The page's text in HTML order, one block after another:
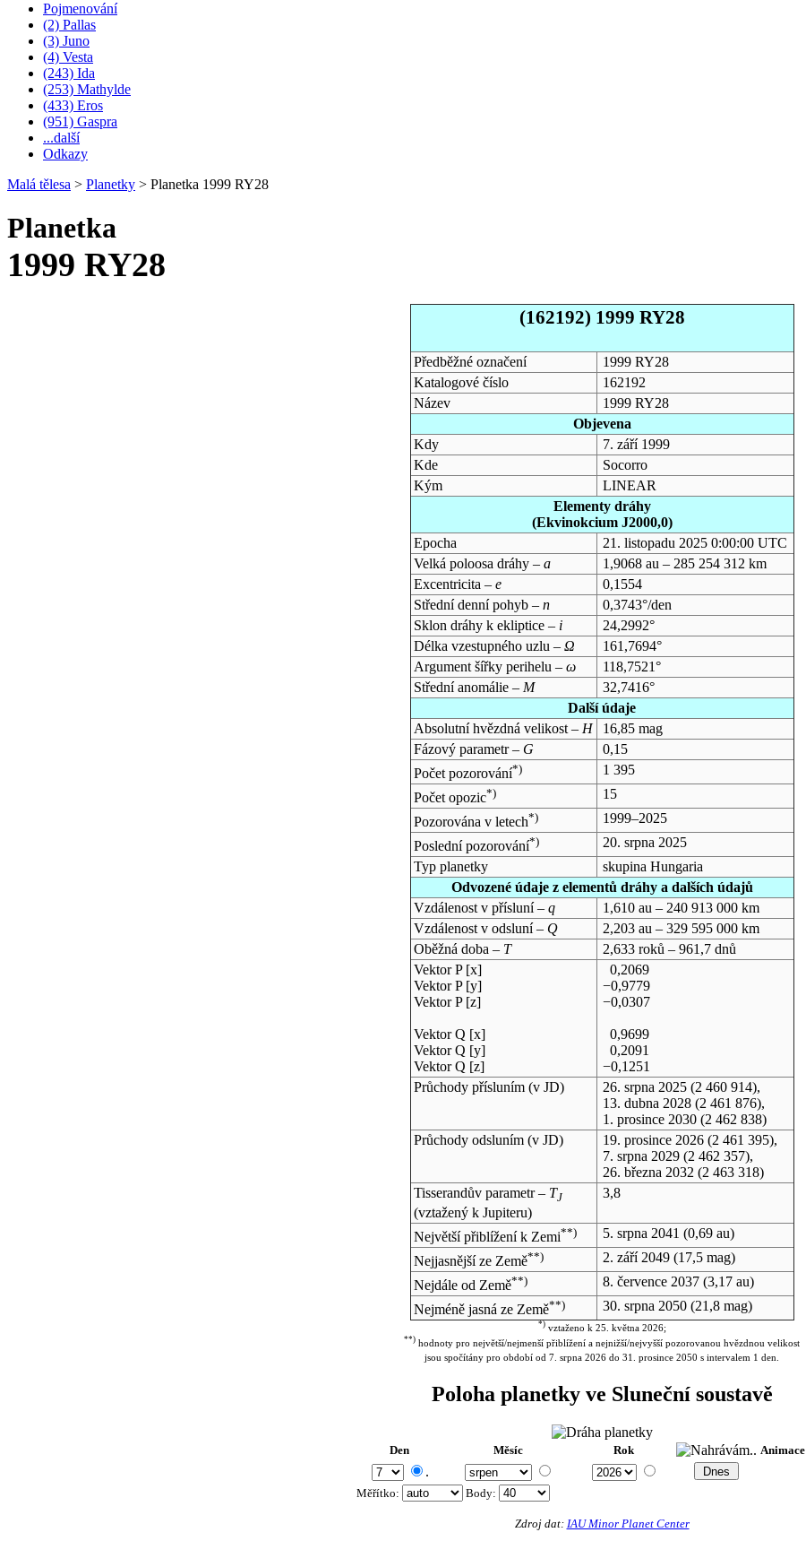
Pojmenování
(2) Pallas
(3) Juno
(4) Vesta
(243) Ida
(253) Mathylde
(433) Eros
(951) Gaspra
...další
Odkazy
Malá tělesa > Planetky > Planetka 1999 RY28
Planetka
1999 RY28
(162192) 1999 RY28
Předběžné označení
1999 RY28
Katalogové číslo
162192
Název
1999 RY28
Objevena
Kdy
7. září 1999
Kde
Socorro
Kým
LINEAR
Elementy dráhy
(Ekvinokcium J2000,0)
Epocha
21. listopadu 2025 0:00:00 UTC
Velká poloosa dráhy – a
1,9068 au – 285 254 312 km
Excentricita – e
0,1554
Střední denní pohyb – n
0,3743°/den
Sklon dráhy k ekliptice – i
24,2992°
Délka vzestupného uzlu – Ω
161,7694°
Argument šířky perihelu – ω
118,7521°
Střední anomálie – M
32,7416°
Další údaje
Absolutní hvězdná velikost – H
16,85 mag
Fázový parametr – G
0,15
Počet pozorování*)
1 395
Počet opozic*)
15
Pozorována v letech*)
1999–2025
Poslední pozorování*)
20. srpna 2025
Typ planetky
skupina Hungaria
Odvozené údaje z elementů dráhy a dalších údajů
Vzdálenost v přísluní – q
1,610 au – 240 913 000 km
Vzdálenost v odsluní – Q
2,203 au – 329 595 000 km
Oběžná doba – T
2,633 roků – 961,7 dnů
Vektor P [x]
Vektor P [y]
Vektor P [z]
Vektor Q [x]
Vektor Q [y]
Vektor Q [z]
0,2069
−0,9779
−0,0307
0,9699
0,2091
−0,1251
Průchody přísluním (v JD) 26. srpna 2025(2 460 914),
13. dubna 2028(2 461 876),
1. prosince 2030(2 462 838)
Průchody odsluním (v JD) 19. prosince 2026(2 461 395),
7. srpna 2029(2 462 357),
26. března 2032 (2 463 318)
Tisserandův parametr – TJ
(vztažený k Jupiteru)
3,8
Největší přiblížení k Zemi**) 5. srpna 2041 (0,69 au)
Nejjasnější ze Země**) 2. září 2049(17,5 mag)
Nejdále od Země**) 8. července 2037(3,17 au)
Nejméně jasná ze Země**) 30. srpna 2050(21,8 mag)
*)vztaženo k 25. května 2026;
**) hodnoty pro největší/nejmenší přiblížení a nejnižší/nejvyšší pozorovanou hvězdnou velikost
jsou spočítány pro období od 7. srpna 2026 do 31. prosince 2050 s intervalem 1 den.
Poloha planetky ve Sluneční soustavě
Den Měsíc Rok Animace
.
Měřítko: Body:
Zdroj dat: IAU Minor Planet Center